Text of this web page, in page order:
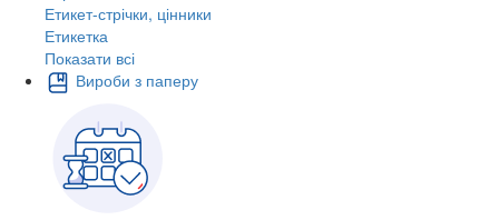
Етикет-стрічки, цінники
Етикетка
Показати всі
Вироби з паперу